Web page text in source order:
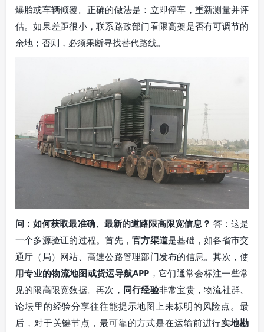
爆胎或车辆倾覆。正确的做法是：立即停车，重新测量并评
估。如果差距很小，联系路政部门看限高架是否有可调节的
余地；否则，必须果断寻找替代路线。
问：如何获取最准确、最新的道路限高限宽信息？ 答：这是
一个多源验证的过程。首先，官方渠道是基础，如各省市交
通厅（局）网站、高速公路管理部门发布的信息。其次，使
用专业的物流地图或货运导航APP ，它们通常会标注一些常
见的限高限宽数据。再次， 同行经验非常宝贵，物流社群、
论坛里的经验分享往往能提示地图上未标明的风险点。最
后，对于关键节点，最可靠的方式是在运输前进行实地勘